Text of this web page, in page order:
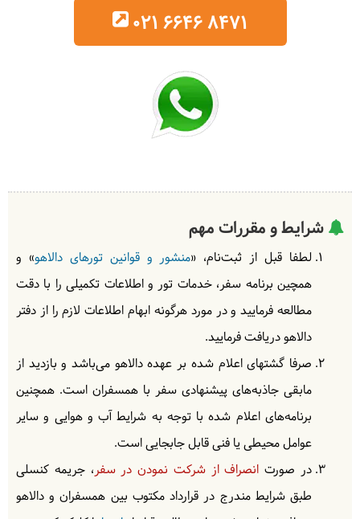
021 6646 8471
شرایط و مقررات مهم
لطفا قبل از ثبت‌نام، «منشور و قوانین تورهای دالاهو» و
همچین برنامه سفر، خدمات تور و اطلاعات تکمیلی را با دقت
مطالعه فرمایید و در مورد هرگونه ابهام اطلاعات لازم را از دفتر
دالاهو دریافت فرمایید.
صرفا گشتهای اعلام شده بر عهده دالاهو می‌باشد و بازدید از
مابقی جاذبه‌های پیشنهادی سفر با همسفران است. همچنین
برنامه‌های اعلام شده با توجه به شرایط آب و هوایی و سایر
عوامل محیطی یا فنی قابل جابجایی است.
در صورتانصراف از شرکت نمودن در سفر، جریمه کنسلی
طبق شرایط مندرج در قرارداد مکتوب بین همسفران و دالاهو